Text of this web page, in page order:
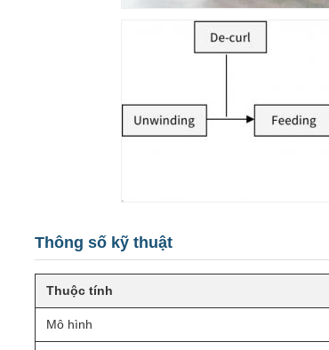
Thông số kỹ thuật
Thuộc tính
Mô hình